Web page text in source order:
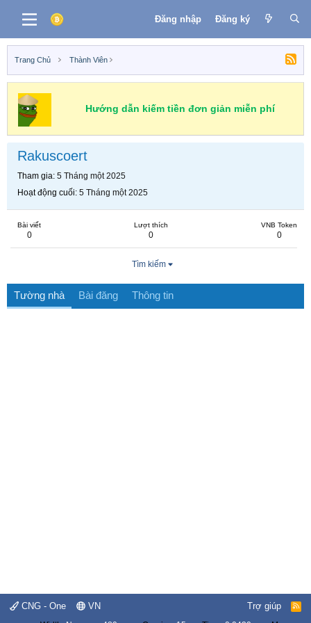
Đăng nhập Đăng ký
Trang Chủ Thành Viên
Hướng dẫn kiếm tiền đơn giản miễn phí
Rakuscoert
Tham gia 5 Tháng một 2025
Hoạt động cuối 5 Tháng một 2025
Bài viết
0
Lượt thích
0
VNB Token
0
Tìm kiếm
Tường nhà Bài đăng Thông tin
CNG - One VN Trợ giúp
R